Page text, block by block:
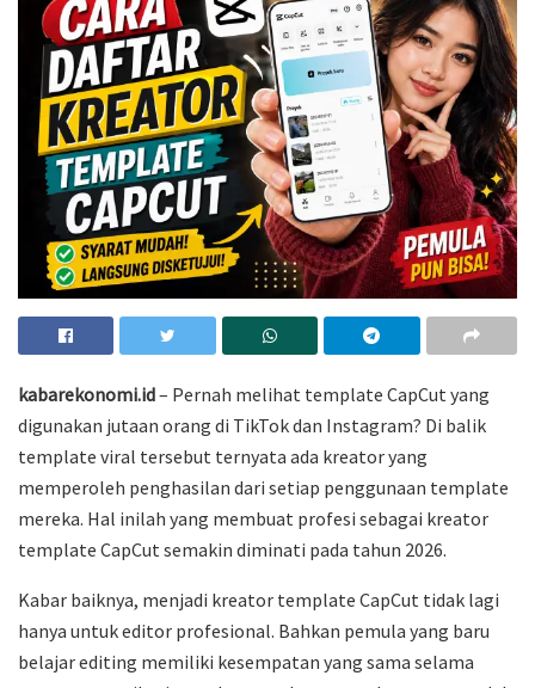
kabarekonomi.id– Pernah melihat template CapCut yang
digunakan jutaan orang di TikTok dan Instagram? Di balik
template viral tersebut ternyata ada kreator yang
memperoleh penghasilan dari setiap penggunaan template
mereka. Hal inilah yang membuat profesi sebagai kreator
template CapCut semakin diminati pada tahun 2026.
Kabar baiknya, menjadi kreator template CapCut tidak lagi
hanya untuk editor profesional. Bahkan pemula yang baru
belajar editing memiliki kesempatan yang sama selama